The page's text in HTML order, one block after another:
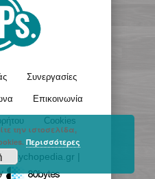
Συνεργασίες
Επικοινωνία
Cookies
Psychopedia.gr |
την ιστοσελίδα,
Περισσότερες